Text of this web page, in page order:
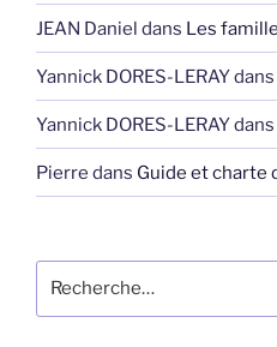
JEAN Daniel dans Les
Yannick DORES-LERAYdans
Yannick DORES-LERAYdans
Pierre dans Guide et charte
pour